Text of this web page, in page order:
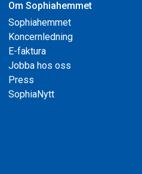
Om Sophiahemmet
Sophiahemmet
Koncernledning
E-faktura
Jobba hos oss
Press
SophiaNytt